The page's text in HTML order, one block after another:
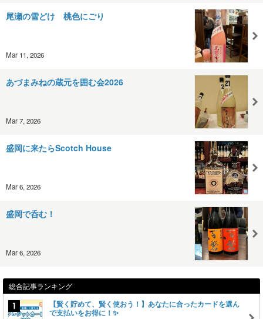
尾瀬の雪どけ 桃色にごり
Mar 11, 2026
あづまみねの蔵元を囲む会2026
Mar 7, 2026
盛岡に来たらScotch House
Mar 6, 2026
盛岡で呑む！
Mar 6, 2026
総合記事ランキング
【賢く貯めて、賢く使おう！】あなたに合ったカードを選ん
で支払いをお得に！✨